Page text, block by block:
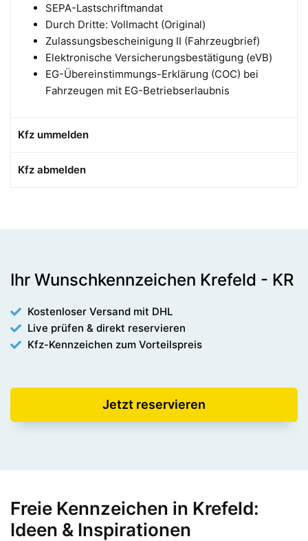
SEPA-Lastschriftmandat
Durch Dritte: Vollmacht (Original)
Zulassungsbescheinigung II (Fahrzeugbrief)
Elektronische Versicherungsbestätigung (eVB)
EG-Übereinstimmungs-Erklärung (COC) bei
Fahrzeugen mit EG-Betriebserlaubnis
Kfz ummelden
Kfz abmelden
Ihr Wunschkennzeichen Krefeld - KR
Kostenloser Versand mit DHL
Live prüfen & direkt reservieren
Kfz-Kennzeichen zum Vorteilspreis
Jetzt reservieren
Freie Kennzeichen in Krefeld:
Ideen & Inspirationen